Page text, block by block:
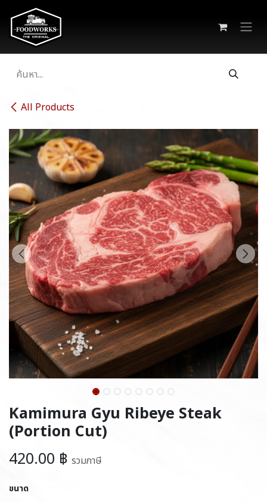
Skip to Content
All Products
Kamimura Gyu Ribeye Steak
(Portion Cut)
420.00 ฿ รวมภาษี
ขนาด